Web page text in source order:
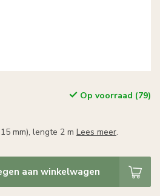
Op voorraad (79)
mm), lengte 2 m Lees meer.
aan winkelwagen